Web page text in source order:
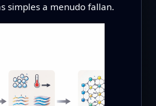
simples a menudo fallan.